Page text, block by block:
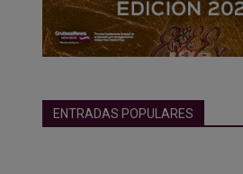
ENTRADAS POPULARES